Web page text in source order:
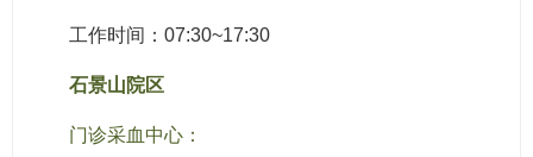
工作时间：07:30~17:30
石景山院区
门诊采血中心：